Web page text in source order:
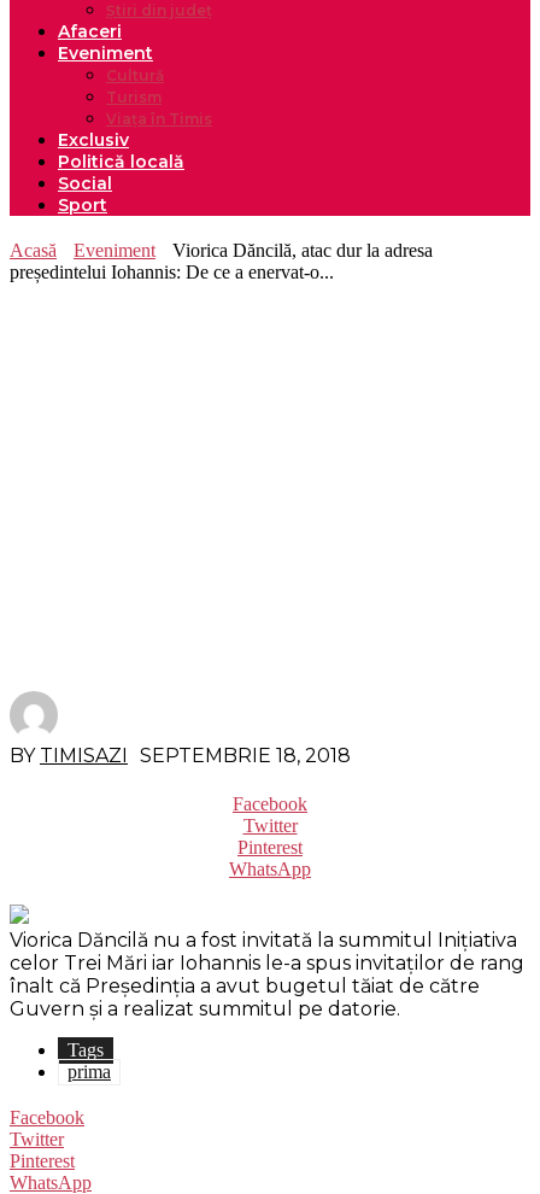
Știri din județ
Afaceri
Eveniment
Cultură
Turism
Viața în Timis
Exclusiv
Politică locală
Social
Sport
Acasă Eveniment
Viorica Dăncilă, atac dur la adresa
președintelui Iohannis: De ce a enervat-o...
BY TIMISAZI SEPTEMBRIE 18, 2018
Facebook
Twitter
Pinterest
WhatsApp
Viorica Dăncilă nu a fost invitată la summitul Inițiativa
celor Trei Mări iar Iohannis le-a spus invitaților de rang
înalt că Președinția a avut bugetul tăiat de către
Guvern și a realizat summitul pe datorie.
Tags
prima
Facebook
Twitter
Pinterest
WhatsApp